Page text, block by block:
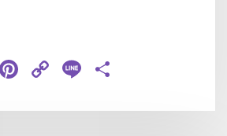
EmailPinterest
Copy
Line